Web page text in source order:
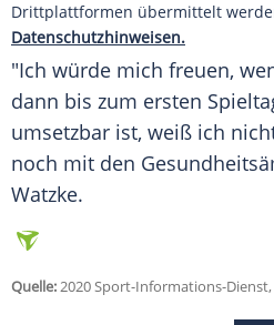
Drittplattformen übermittelt
Datenschutzhinweisen.
"Ich würde mich freuen,
dann bis zum ersten
umsetzbar ist, weiß ich
noch mit den
Watzke.
Quelle:2020 Sport-Informations-Dienst,